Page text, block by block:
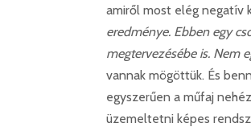
amiről most elég negatív
eredménye. Ebben egy
megtervezésébe is. Nem
vannak mögöttük. És
egyszerűen a műfaj
üzemeltetni képes